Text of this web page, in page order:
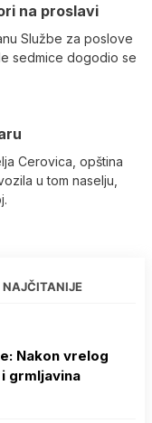
na proslavi
Službe za poslove
sedmice dogodio se
Cerovica, opština
u tom naselju,
NAJČITANIJE
Nakon vrelog
grmljavina